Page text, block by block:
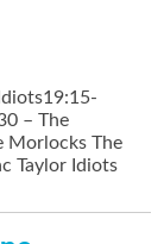
– The
Morlocks The
Taylor Idiots